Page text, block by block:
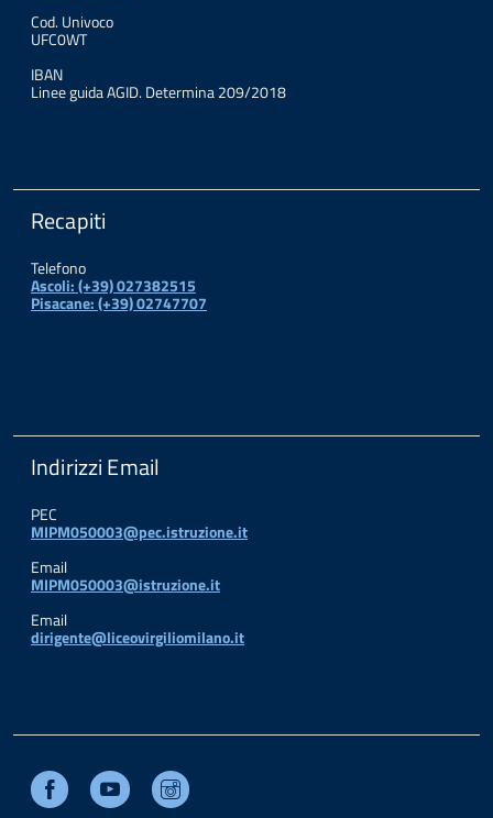
Cod. Univoco
UFC0WT
IBAN
Linee guida AGID. Determina 209/2018
Recapiti
Telefono
Ascoli: (+39) 027382515
Pisacane: (+39) 02747707
Indirizzi Email
PEC
MIPM050003@pec.istruzione.it
Email
MIPM050003@istruzione.it
Email
dirigente@liceovirgiliomilano.it
Facebook Youtube